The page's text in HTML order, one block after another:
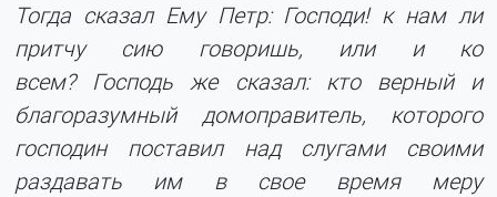
Тогда сказал Ему Петр: Господи! к нам ли
притчу сию говоришь, или и ко
всем? Господь же сказал: кто верный и
благоразумный домоправитель, которого
господин поставил над слугами своими
раздавать им в свое время меру